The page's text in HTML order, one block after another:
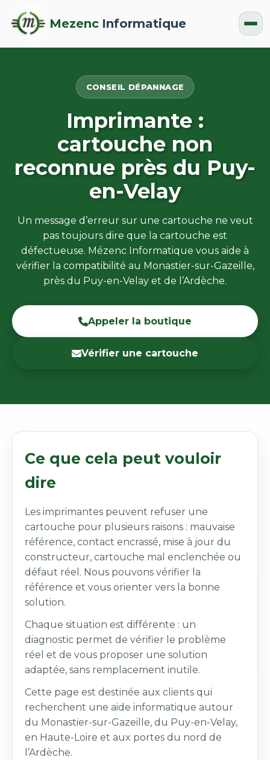
Mezenc Informatique
CONSEIL DÉPANNAGE
Imprimante :
cartouche non
reconnue près du Puy-
en-Velay
Un message d’erreur sur une cartouche ne veut
pas toujours dire que la cartouche est
défectueuse. Mézenc Informatique vous aide à
vérifier la compatibilité au Monastier-sur-Gazeille,
près du Puy-en-Velay et de l’Ardèche.
Appeler la boutique
Vérifier une cartouche
Ce que cela peut vouloir
dire
Les imprimantes peuvent refuser une
cartouche pour plusieurs raisons : mauvaise
référence, contact encrassé, mise à jour du
constructeur, cartouche mal enclenchée ou
défaut réel. Nous pouvons vérifier la
référence et vous orienter vers la bonne
solution.
Chaque situation est différente : un
diagnostic permet de vérifier le problème
réel et de vous proposer une solution
adaptée, sans remplacement inutile.
Cette page est destinée aux clients qui
recherchent une aide informatique autour
du Monastier-sur-Gazeille, du Puy-en-Velay,
en Haute-Loire et aux portes du nord de
l’Ardèche.